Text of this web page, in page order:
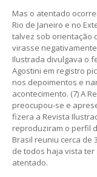
Mas o atentado
Rio de Janeiro e no
talvez sob orientação
virasse
Ilustrada divulgava o
Agostini em registro
nos depoimentos e
acontecimento. (7) A
preocupou-se e
fizera a Revista
reproduziram o perfil
Brasil reuniu cerca de
de todos haja vista
atentado.